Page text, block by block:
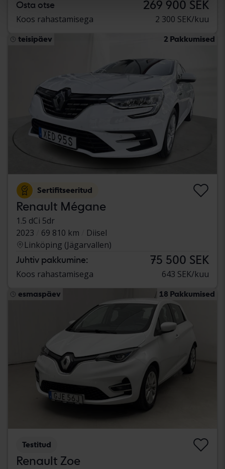
Osta otse 269 900 SEK
Koos rahastamisega 2 300 SEK/kuu
teisipäev 2 Pakkumised
Sertifitseeritud
Renault Mégane
1.5 dCi 5dr
2023
69 810 km
Diisel
Linköping (Jägarvallen)
Juhtiv pakkumine: 75 500 SEK
Koos rahastamisega 643 SEK/kuu
esmaspäev 18 Pakkumised
Testitud
Renault Zoe